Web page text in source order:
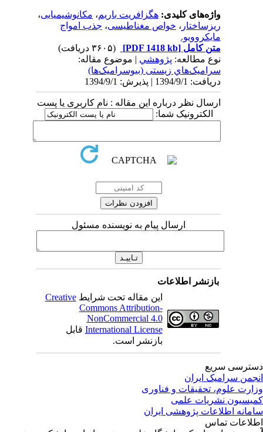
واژه‌های کلیدی:هگزافریت باریم،مکانوشیمیایی،
ریزساختار، خواص مغناطیسی،جذب امواج
مایکروویو.
متن کامل[PDF 1418 kb]
نوع مطالعه:پژوهشي| موضوع مقاله:
سراميک‌هاي زیستی (بیوسرامیک‌ها)
دریافت: 1394/9/1 | پذیرش: 1394/9/1
ارسال نظر درباره این مقاله : نام کاربری یا پست
الکترونیک شما:
ارسال پیام به نویسنده مسئول
بازنشر اطلاعات
این مقاله تحت شرایطCreative
Commons Attribution-
NonCommercial 4.0
International Licenseقابل
بازنشر است.
سریع
سرامیک ایران
علوم، تحقیقات و فناوری
نشریات علمی
اطلاعات پژوهشی ایران
تماس